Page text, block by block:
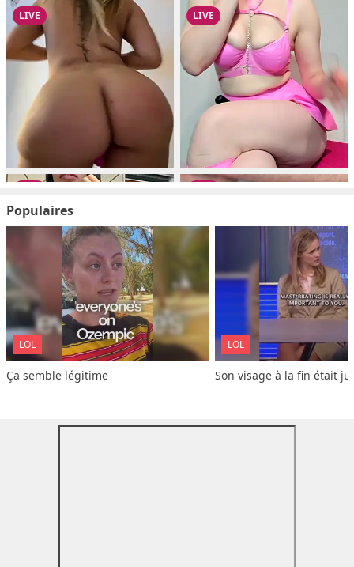
Populaires
LOL
Ça semble légitime
LOL
Son visage à la fin était